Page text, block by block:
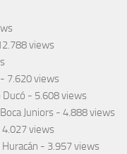
views
- 7.620 views
Ducó - 5.608 views
Juniors - 4.888 views
views
- 3.957 views